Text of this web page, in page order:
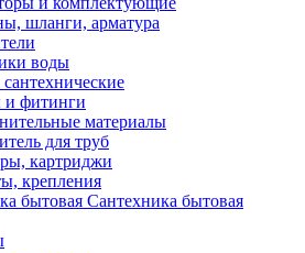
шланги, арматура
воды
и фитинги
материалы
для труб
картриджи
крепления
Сантехника бытовая